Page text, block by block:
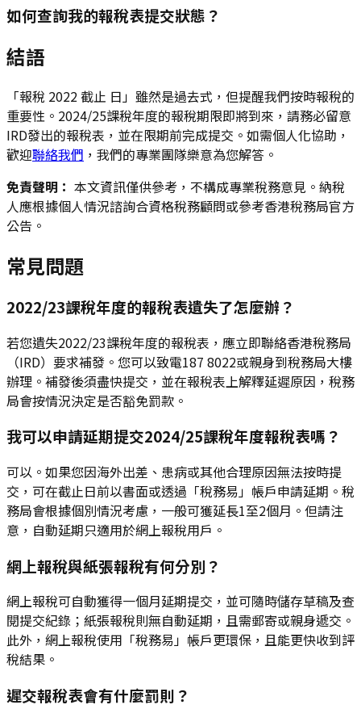
如何查詢我的報稅表提交狀態？
結語
「報稅 2022 截止 日」雖然是過去式，但提醒我們按時報稅的
重要性。2024/25課稅年度的報稅期限即將到來，請務必留意
IRD發出的報稅表，並在限期前完成提交。如需個人化協助，
歡迎聯絡我們 ，我們的專業團隊樂意為您解答。
免責聲明： 本文資訊僅供參考，不構成專業稅務意見。納稅
人應根據個人情況諮詢合資格稅務顧問或參考香港稅務局官方
公告。
常見問題
2022/23課稅年度的報稅表遺失了怎麼辦？
若您遺失2022/23課稅年度的報稅表，應立即聯絡香港稅務局
（IRD）要求補發。您可以致電187 8022或親身到稅務局大樓
辦理。補發後須盡快提交，並在報稅表上解釋延遲原因，稅務
局會按情況決定是否豁免罰款。
我可以申請延期提交2024/25課稅年度報稅表嗎？
可以。如果您因海外出差、患病或其他合理原因無法按時提
交，可在截止日前以書面或透過「稅務易」帳戶申請延期。稅
務局會根據個別情況考慮，一般可獲延長1至2個月。但請注
意，自動延期只適用於網上報稅用戶。
網上報稅與紙張報稅有何分別？
網上報稅可自動獲得一個月延期提交，並可隨時儲存草稿及查
閱提交紀錄；紙張報稅則無自動延期，且需郵寄或親身遞交。
此外，網上報稅使用「稅務易」帳戶更環保，且能更快收到評
稅結果。
遲交報稅表會有什麼罰則？